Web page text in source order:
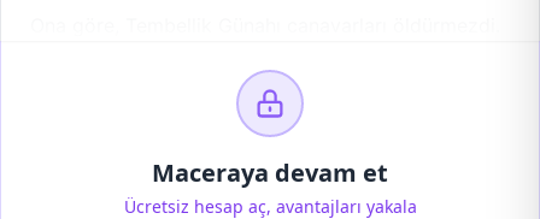
Maceraya devam et
Ücretsiz hesap aç, avantajları yakala